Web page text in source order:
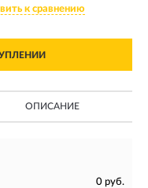
к сравнению
ОПИСАНИЕ
0 руб.